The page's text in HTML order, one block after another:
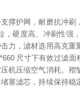
撑护网，耐磨抗冲刷
硬度高、冲刷性强
力，滤材选用高克
尺寸下有效过滤
机压缩空气消耗。
塞滤芯，持续保持